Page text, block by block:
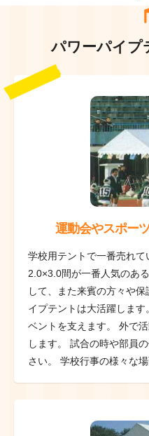
パワーパイプ
運動会やスポー
学校用テントで一番売れて
2.0×3.0間が一番人気のあ
して、また来賓の方々や
イプテントは大活躍しま
ベントを支えます。 外で
します。 試合の時や部員
さい。 学校行事の様々な